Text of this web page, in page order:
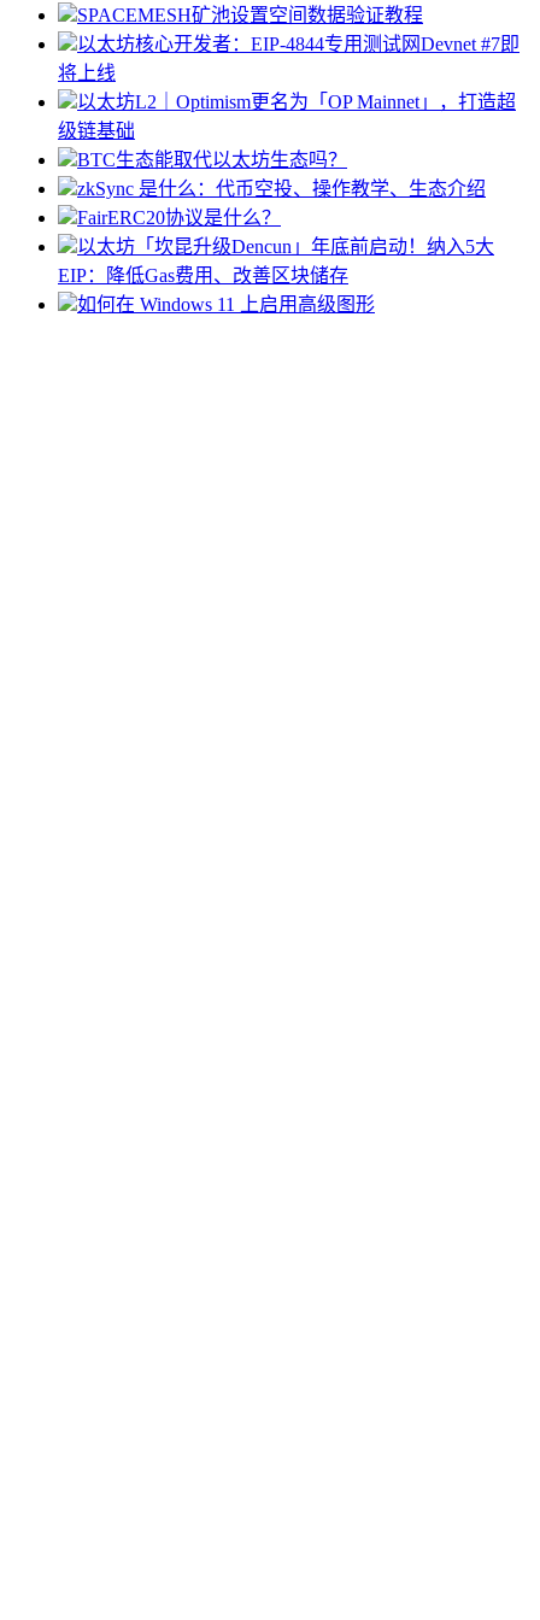
SPACEMESH矿池设置空间数据验证教程
以太坊核心开发者：EIP-4844专用测试网Devnet #7即
将上线
以太坊L2｜Optimism更名为「OP Mainnet」，打造超
级链基础
BTC生态能取代以太坊生态吗？
zkSync 是什么：代币空投、操作教学、生态介绍
FairERC20协议是什么？
以太坊「坎昆升级Dencun」年底前启动！纳入5大
EIP：降低Gas费用、改善区块储存
如何在 Windows 11 上启用高级图形